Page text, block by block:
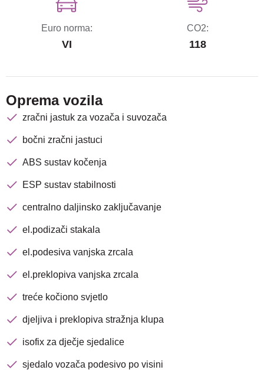
Euro norma:
VI
CO2:
118
Oprema vozila
zračni jastuk za vozača i suvozača
bočni zračni jastuci
ABS sustav kočenja
ESP sustav stabilnosti
centralno daljinsko zaključavanje
el.podizači stakala
el.podesiva vanjska zrcala
el.preklopiva vanjska zrcala
treće kočiono svjetlo
djeljiva i preklopiva stražnja klupa
isofix za dječje sjedalice
sjedalo vozača podesivo po visini
Nova lokacija - Slavonska